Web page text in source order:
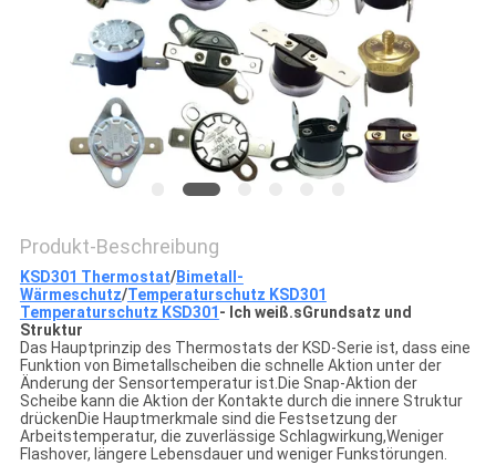
Produkt-Beschreibung
KSD301 Thermostat/Bimetall-
Wärmeschutz/Temperaturschutz KSD301
Temperaturschutz KSD301 - Ich weiß.sGrundsatz und
Struktur
Das Hauptprinzip des Thermostats der KSD-Serie ist, dass eine
Funktion von Bimetallscheiben die schnelle Aktion unter der
Änderung der Sensortemperatur ist.Die Snap-Aktion der
Scheibe kann die Aktion der Kontakte durch die innere Struktur
drückenDie Hauptmerkmale sind die Festsetzung der
Arbeitstemperatur, die zuverlässige Schlagwirkung,Weniger
Flashover, längere Lebensdauer und weniger Funkstörungen.